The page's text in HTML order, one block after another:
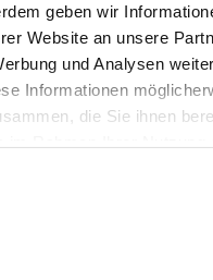
geben wir
Website an unsere
und Analysen
Informationen
die Sie ihnen
Rechtliches
AGB , zum
und zu unserem